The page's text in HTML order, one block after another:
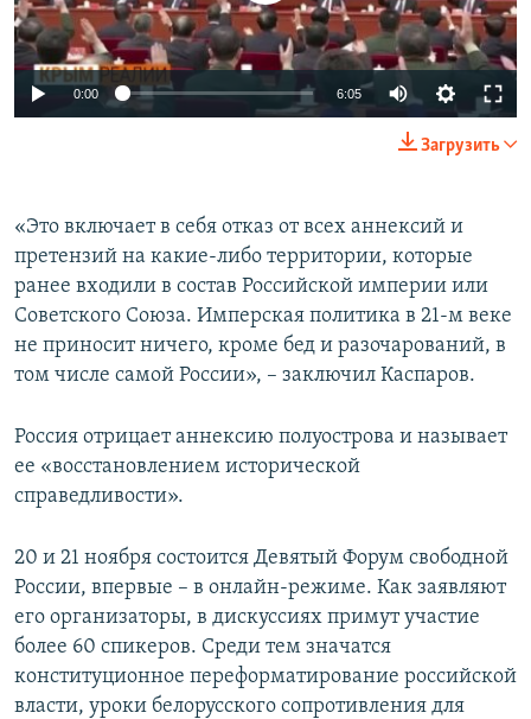
720p 1080p
0:00 6:05
240p
720p
1080p
Загрузить
«Это включает в себя отказ от всех аннексий и
претензий на какие-либо территории, которые
ранее входили в состав Российской империи или
Советского Союза. Имперская политика в 21-м веке
не приносит ничего, кроме бед и разочарований, в
том числе самой России», – заключил Каспаров.
Россия отрицает аннексию полуострова и называет
ее «восстановлением исторической
справедливости».
20 и 21 ноября состоится Девятый Форум свободной
России, впервые – в онлайн-режиме. Как заявляют
его организаторы, в дискуссиях примут участие
более 60 спикеров. Среди тем значатся
конституционное переформатирование российской
власти, уроки белорусского сопротивления для